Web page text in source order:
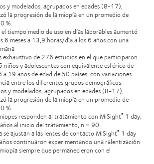
y modelados, agrupados en edades (8-17),
la progresión de la miopía en un promedio de
%.
tiempo medio de uso en días laborables aumentó
6 meses a 13,9 horas/día a los 6 años con una
exhaustivo de 276 estudios en el que participaron
y adolescentes con equivalente esférico de
19 años de edad de 50 países, con variaciones
entre los diferentes grupos demográficos.
y modelados, agrupados en edades (8-17),
la progresión de la miopía en un promedio de
%.
responden al tratamiento con MiSight® 1 day;
al inicio del tratamiento, n = 90
se ajustan a las lentes de contacto MiSight® 1 day
continuaron experimentando una ralentización
siempre que permanecieron con el